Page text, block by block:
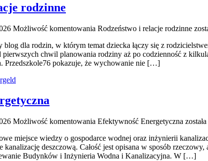
rodzinne
Możliwość komentowania Rodzeństwo i relacje rodzinne
blog dla rodzin, w którym temat dziecka łączy się z
pierwszych chwil planowania rodziny aż po codzienność z
Przedszkole76 pokazuje, że wychowanie nie […]
Możliwość komentowania Efektywność Energetyczna
miejsce wiedzy o gospodarce wodnej oraz inżynierii
kanalizację deszczową. Całość jest opisana w sposób
Budynków i Inżynieria Wodna i Kanalizacyjna. W […]